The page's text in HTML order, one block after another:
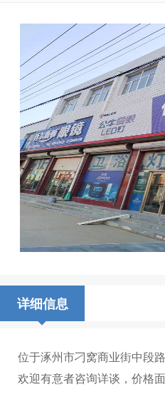
详细信息
位于涿州市刁窝商业街中段
欢迎有意者咨询详谈，价格面